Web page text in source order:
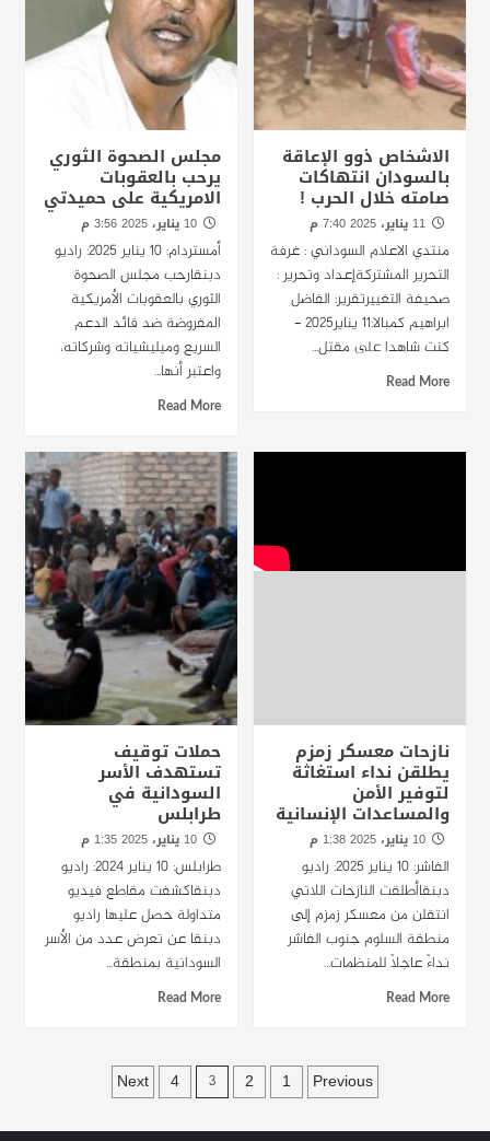
الاشخاص ذوو الإعاقة
بالسودان انتهاكات
صامته خلال الحرب !
11 يناير، 2025 7:40 م
منتدي الاعلام السوداني : غرفة
التحرير المشتركةإعداد وتحرير :
صحيفة التغييرتقرير: الفاضل
ابراهيم كمبالا:11 يناير2025 -
كنت شاهدا على مقتل...
Read More
مجلس الصحوة الثوري
يرحب بالعقوبات
الامريكية على حميدتي
10 يناير، 2025 3:56 م
أمستردام: 10 يناير 2025: راديو
دبنقارحب مجلس الصحوة
الثوري بالعقوبات الأمريكية
المفروضة ضد قائد الدعم
السريع وميليشياته وشركاته،
واعتبر أنها...
Read More
نازحات معسكر زمزم
يطلقن نداء استغاثة
لتوفير الأمن
والمساعدات الإنسانية
10 يناير، 2025 1:38 م
الفاشر: 10 يناير 2025: راديو
دبنقاأطلقت النازحات اللاتي
انتقلن من معسكر زمزم إلى
منطقة السلوم جنوب الفاشر
نداءً عاجلاً للمنظمات...
Read More
حملات توقيف
تستهدف الأسر
السودانية في
طرابلس
10 يناير، 2025 1:35 م
طرابلس: 10 يناير 2024: راديو
دبنقاكشفت مقاطع فيديو
متداولة حصل عليها راديو
دبنقا عن تعرض عدد من الأسر
السودانية بمنطقة...
Read More
Posts
pagination
Previous
1
2
3
4
Next